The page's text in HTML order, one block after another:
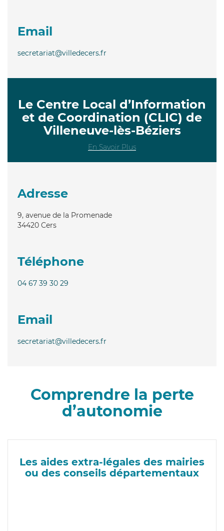
Email
secretariat@villedecers.fr
Le Centre Local d’Information
et de Coordination (CLIC) de
Villeneuve-lès-Béziers
En Savoir Plus
Adresse
9, avenue de la Promenade
34420 Cers
Téléphone
04 67 39 30 29
Email
secretariat@villedecers.fr
Comprendre la perte
d’autonomie
Les aides extra-légales des mairies
ou des conseils départementaux